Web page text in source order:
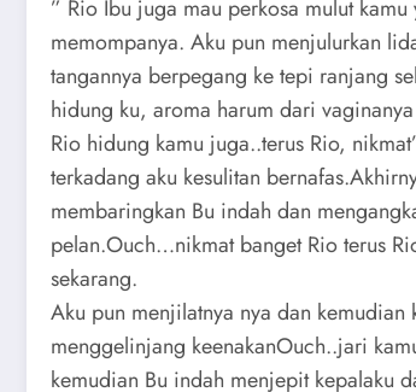
” Rio Ibu juga mau perkosa mulut
memompanya. Aku pun menjulurkan
tangannya berpegang ke tepi ranjang
hidung ku, aroma harum dari
Rio hidung kamu juga..terus Rio,
terkadang aku kesulitan
membaringkan Bu indah dan
pelan.Ouch…nikmat banget Rio terus
sekarang.
Aku pun menjilatnya nya dan
menggelinjang keenakanOuch..jari
kemudian Bu indah menjepit kepalaku